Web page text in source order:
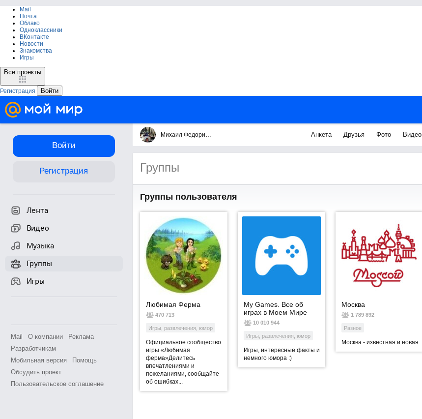
Mail
Почта
Облако
Одноклассники
ВКонтакте
Новости
Знакомства
Игры
Все проекты
Регистрация Войти
Войти
Регистрация
Лента
Видео
Музыка
Группы
Игры
Mail О компании
Реклама
Разработчикам
Мобильная версия
Помощь
Обсудить проект
Пользовательское соглашение
Михаил Федорищев Анкета Друзья Фото Видео
Группы
Группы пользователя
Любимая Ферма
470 713
Игры, развлечения, юмор
Официальное сообщество
игры «Любимая
ферма»Делитесь
впечатлениями и
пожеланиями, сообщайте
об ошибках...
Мy Games. Все об
играх в Моем Мире
10 010 944
Игры, развлечения, юмор
Игры, интересные факты и
немного юмора :)
Москва
1 789 892
Разное
Москва - известная и новая